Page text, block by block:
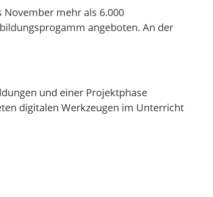
mehr als 6.000
angeboten. An der
und einer Projektphase
digitalen Werkzeugen im Unterricht